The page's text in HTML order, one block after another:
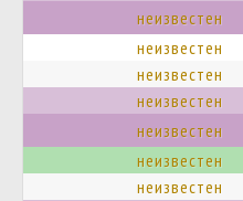
неизвестен
неизвестен
неизвестен
неизвестен
неизвестен
неизвестен
неизвестен